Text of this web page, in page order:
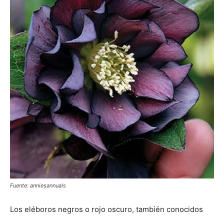
Fuente: anniesannuals
Los eléboros negros o rojo oscuro, también conocidos